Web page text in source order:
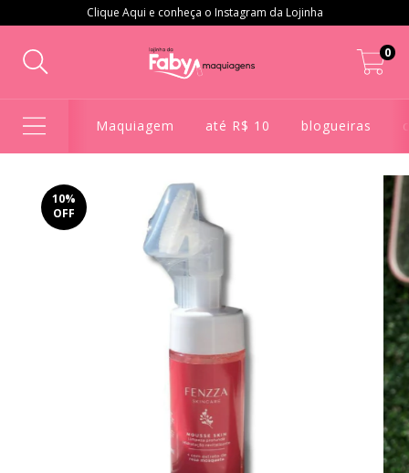
Clique Aqui e conheça o Instagram da Lojinha
0
Maquiagem até R$ 10 blogueiras
10%
OFF